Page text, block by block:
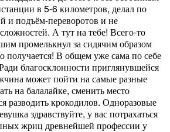
в 5-6 километров, делал по
и подъём-переворотов и не
А тут на тебе! Всего-то
промелькнул за сидячим образом
получается! В общем уже сама по себе
благосклонности приглянувшейся
может пойти на самые разные
на балалайке, сменить место
разводить крокодилов. Одноразовые
здравствуйте, у вас потрахаться
жриц древнейшей профессии у